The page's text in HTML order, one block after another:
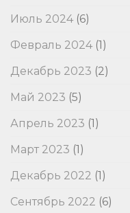
Июль 2024 (6)
Февраль 2024 (1)
Декабрь 2023 (2)
Май 2023 (5)
Апрель 2023 (1)
Март 2023 (1)
Декабрь 2022 (1)
Сентябрь 2022 (6)